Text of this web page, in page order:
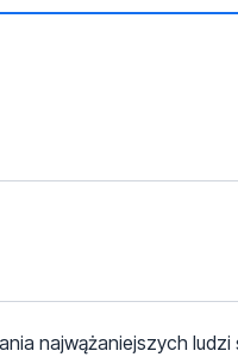
najwążaniejszych ludzi